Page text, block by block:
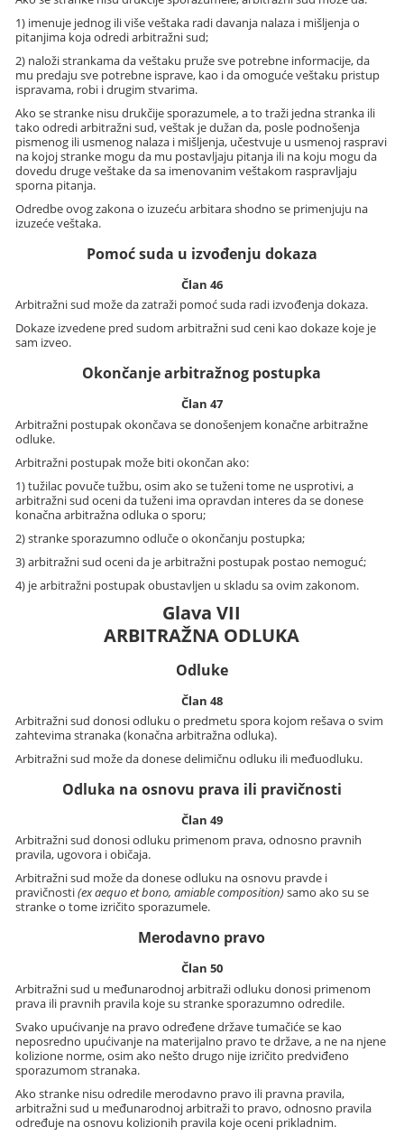
1) imenuje jednog ili više veštaka radi davanja nalaza i mišljenja o
pitanjima koja odredi arbitražni sud;
2) naloži strankama da veštaku pruže sve potrebne informacije, da
mu predaju sve potrebne isprave, kao i da omoguće veštaku pristup
ispravama, robi i drugim stvarima.
Ako se stranke nisu drukčije sporazumele, a to traži jedna stranka ili
tako odredi arbitražni sud, veštak je dužan da, posle podnošenja
pismenog ili usmenog nalaza i mišljenja, učestvuje u usmenoj raspravi
na kojoj stranke mogu da mu postavljaju pitanja ili na koju mogu da
dovedu druge veštake da sa imenovanim veštakom raspravljaju
sporna pitanja.
Odredbe ovog zakona o izuzeću arbitara shodno se primenjuju na
izuzeće veštaka.
Pomoć suda u izvođenju dokaza
Član 46
Arbitražni sud može da zatraži pomoć suda radi izvođenja dokaza.
Dokaze izvedene pred sudom arbitražni sud ceni kao dokaze koje je
sam izveo.
Okončanje arbitražnog postupka
Član 47
Arbitražni postupak okončava se donošenjem konačne arbitražne
odluke.
Arbitražni postupak može biti okončan ako:
1) tužilac povuče tužbu, osim ako se tuženi tome ne usprotivi, a
arbitražni sud oceni da tuženi ima opravdan interes da se donese
konačna arbitražna odluka o sporu;
2) stranke sporazumno odluče o okončanju postupka;
3) arbitražni sud oceni da je arbitražni postupak postao nemoguć;
4) je arbitražni postupak obustavljen u skladu sa ovim zakonom.
Glava VII
ARBITRAŽNA ODLUKA
Odluke
Član 48
Arbitražni sud donosi odluku o predmetu spora kojom rešava o svim
zahtevima stranaka (konačna arbitražna odluka).
Arbitražni sud može da donese delimičnu odluku ili međuodluku.
Odluka na osnovu prava ili pravičnosti
Član 49
Arbitražni sud donosi odluku primenom prava, odnosno pravnih
pravila, ugovora i običaja.
Arbitražni sud može da donese odluku na osnovu pravde i
pravičnosti(ex aequo et bono, amiable composition)samo ako su se
stranke o tome izričito sporazumele.
Merodavno pravo
Član 50
Arbitražni sud u međunarodnoj arbitraži odluku donosi primenom
prava ili pravnih pravila koje su stranke sporazumno odredile.
Svako upućivanje na pravo određene države tumačiće se kao
neposredno upućivanje na materijalno pravo te države, a ne na njene
kolizione norme, osim ako nešto drugo nije izričito predviđeno
sporazumom stranaka.
Ako stranke nisu odredile merodavno pravo ili pravna pravila,
arbitražni sud u međunarodnoj arbitraži to pravo, odnosno pravila
određuje na osnovu kolizionih pravila koje oceni prikladnim.